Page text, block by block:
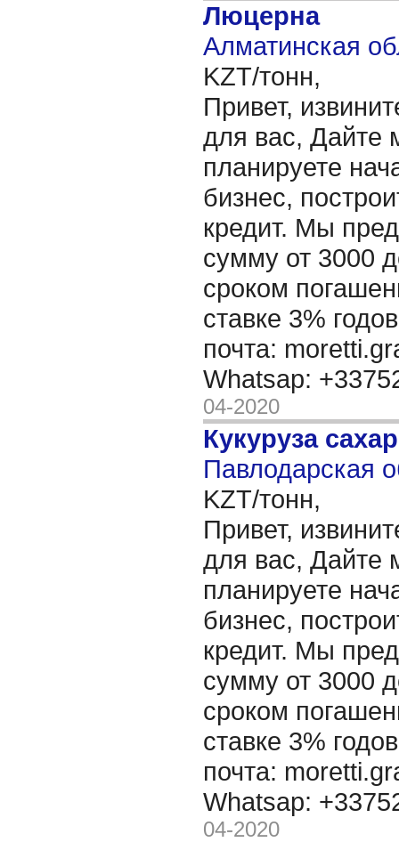
Люцерна
Алматинская
KZT/тонн,
Привет,
для вас, Дайте
планируете
бизнес,
кредит. Мы
сумму от 3000
сроком
ставке 3%
почта:
Whatsap:
04-2020
Кукуруза
Павлодарская
KZT/тонн,
Привет,
для вас, Дайте
планируете
бизнес,
кредит. Мы
сумму от 3000
сроком
ставке 3%
почта:
Whatsap:
04-2020